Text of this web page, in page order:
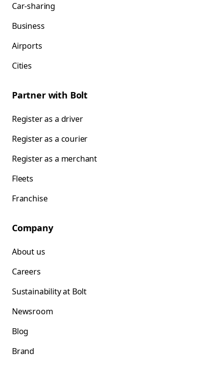
Car-sharing
Business
Airports
Cities
Partner with Bolt
Register as a driver
Register as a courier
Register as a merchant
Fleets
Franchise
Company
About us
Careers
Sustainability at Bolt
Newsroom
Blog
Brand